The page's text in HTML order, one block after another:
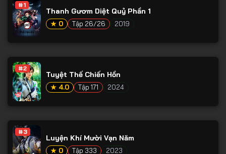
Tập 102
Tập 105
Tập 106
Tập 109
#1
Thanh Gươm Diệt Quỷ Phần 1
★ 0 Tập 26/26 2019
#2
Tuyệt Thế Chiến Hồn
★ 4.0 Tập 171 2024
#3
Luyện Khí Mười Vạn Năm
★ 0 Tập 333 2023